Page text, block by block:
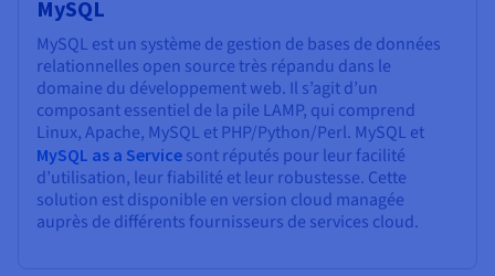
MySQL
MySQL est un système de gestion de bases de données
relationnelles open source très répandu dans le
domaine du développement web. Il s’agit d’un
composant essentiel de la pile LAMP, qui comprend
Linux, Apache, MySQL et PHP/Python/Perl. MySQL et
MySQL as a Service sont réputés pour leur facilité
d’utilisation, leur fiabilité et leur robustesse. Cette
solution est disponible en version cloud managée
auprès de différents fournisseurs de services cloud.